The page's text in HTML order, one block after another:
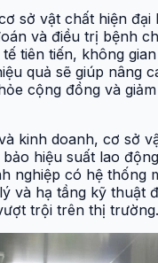
sở vật chất hiện đại
và điều trị bệnh
tiên tiến, không
quả sẽ giúp nâng
cộng đồng và
kinh doanh, cơ sở
hiệu suất lao
nghiệp có hệ thống
và hạ tầng kỹ thuật
trội trên thị trường.